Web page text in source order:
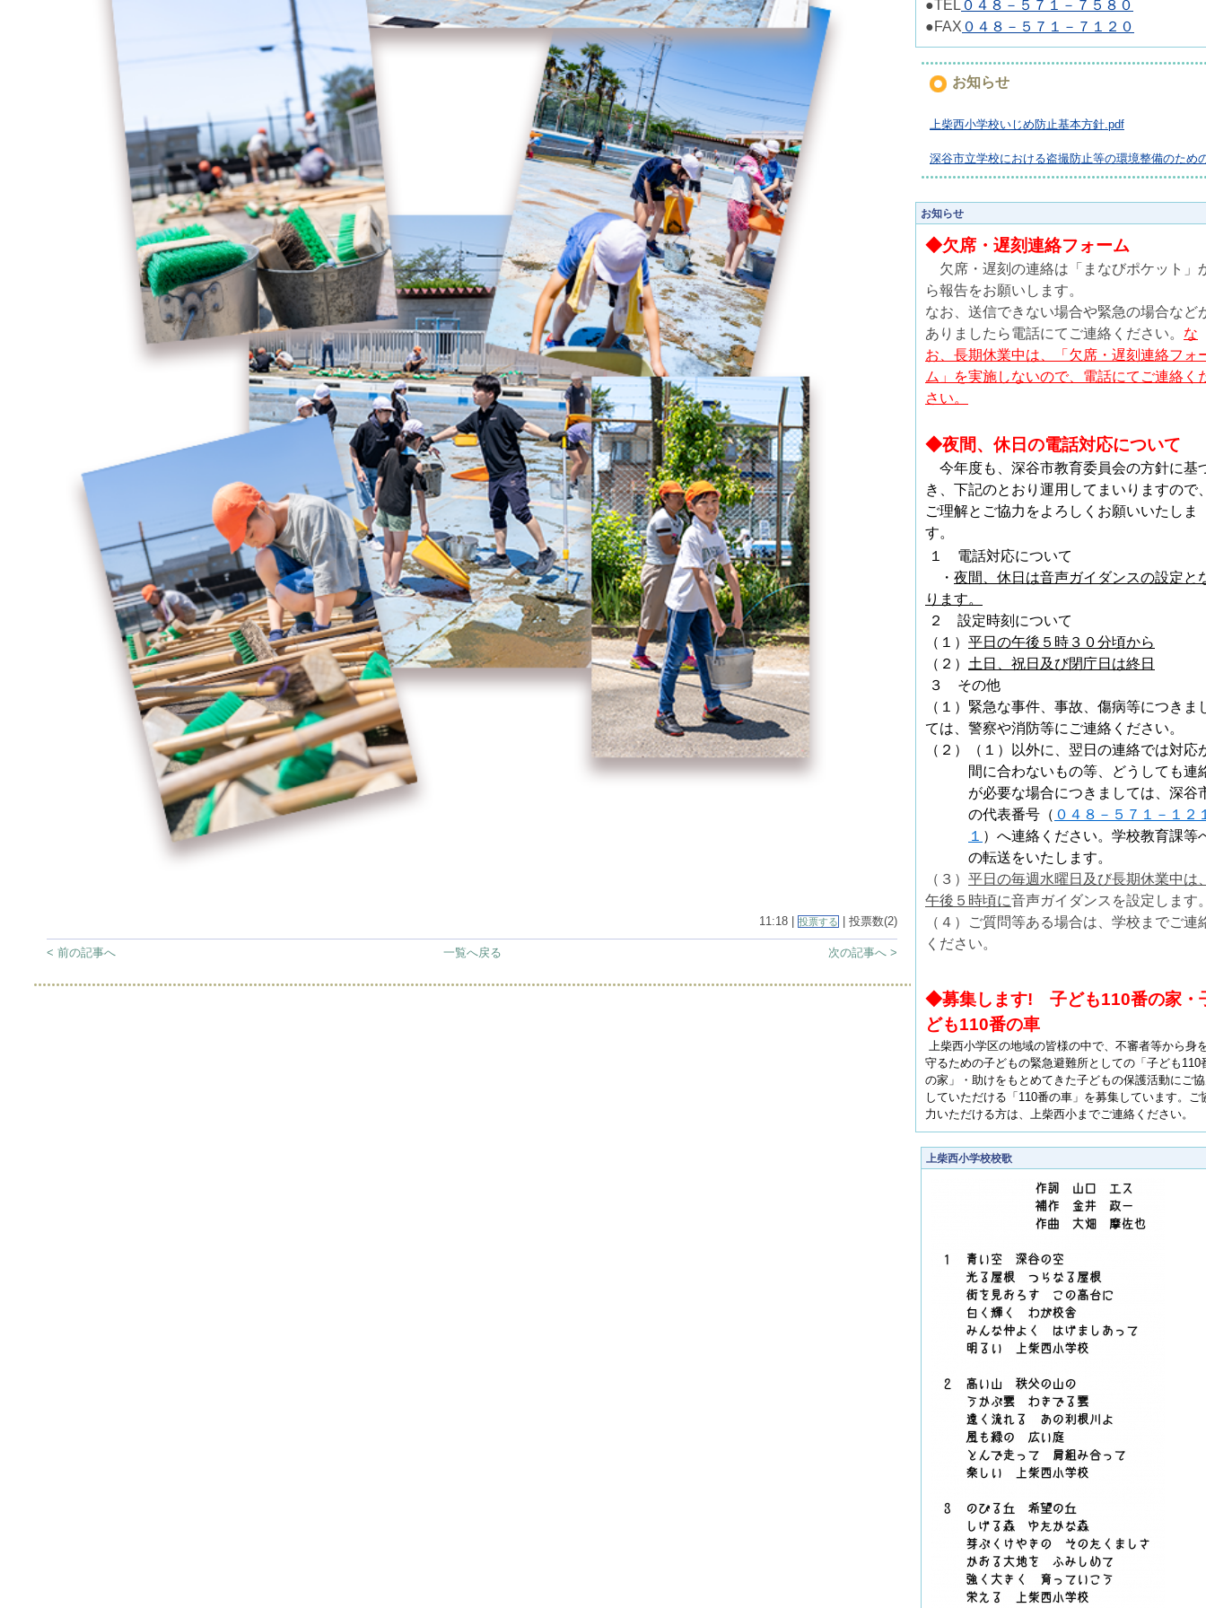
11:18 | 投票する | 投票数(2)
< 前の記事へ 次の記事へ >
一覧へ戻る
●TEL ０４８－５７１－７５８０
●FAX ０４８－５７１－７１２０
お知らせ
上柴西小学校いじめ防止基本方針.pdf
深谷市立学校における盗撮防止等の環境整備のため
お知らせ
◆欠席・遅刻連絡フォーム
欠席・遅刻の連絡は「まなびポケット」
ら報告をお願いします。
なお、送信できない場合や緊急の場合など
ありましたら電話にてご連絡ください。 な
お、長期休業中は、「欠席・遅刻連絡フォ
ム」を実施しないので、電話にてご連絡く
さい。
◆夜間、休日の電話対応について
今年度も、深谷市教育委員会の方針に基
き、下記のとおり運用してまいりますので
ご理解とご協力をよろしくお願いいたしま
す。
１ 電話対応について
・ 夜間、休日は音声ガイダンスの設定と
ります。
２ 設定時刻について
（１） 平日の午後５時３０分頃から
（２） 土日、祝日及び閉庁日は終日
３
その他
（１）緊急な事件、事故、傷病等につきま
ては、警察や消防等にご連絡ください。
（２）（１）以外に、翌日の連絡では対応
間に合わないもの等、どうしても連
が必要な場合につきましては、深谷
の代表番号（ ０４８－５７１－１２
１ ）へ連絡ください。学校教育課等
の転送をいたします。
（３） 平日の毎週水曜日及び長期休業中は
午後５時頃に音声ガイダンスを設定します
（４）ご質問等ある場合は、学校までご連
ください。
◆募集します! 子ども110番の家・
ども110番の車
上柴西小学区の地域の皆様の中で、不審者等から身
守るための子どもの緊急避難所としての「子ども110
の家」・助けをもとめてきた子どもの保護活動にご
していただける「110番の車」を募集しています。ご
力いただける方は、上柴西小までご連絡ください。
上柴西小学校校歌